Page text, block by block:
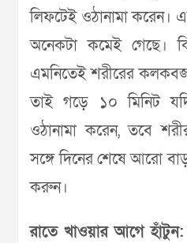
লিফটেই ওঠানামা করেন।
অনেকটা কমেই গেছে।
এমনিতেই শরীরের
তাই গড়ে ১০ মিনিট
ওঠানামা করেন, তবে
সঙ্গে দিনের শেষে আরো
করুন।
রাতে খাওয়ার আগে হাঁটুন: